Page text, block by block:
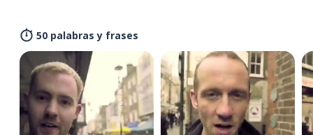
50 palabras y frases